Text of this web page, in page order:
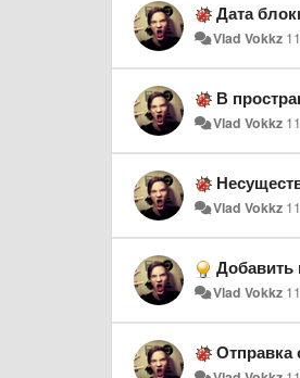
Дата
Vlad Vokkz
В
Vlad Vokkz
Vlad Vokkz
Добавить
Vlad Vokkz
Отправка